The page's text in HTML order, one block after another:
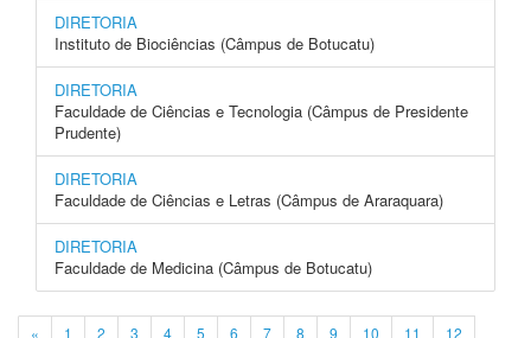
DIRETORIA
Instituto de Biociências (Câmpus de Botucatu)
DIRETORIA
Faculdade de Ciências e Tecnologia (Câmpus de Presidente
Prudente)
DIRETORIA
Faculdade de Ciências e Letras (Câmpus de Araraquara)
DIRETORIA
Faculdade de Medicina (Câmpus de Botucatu)
« 1 2 3 4 5 6 7 8 9 10 11 12